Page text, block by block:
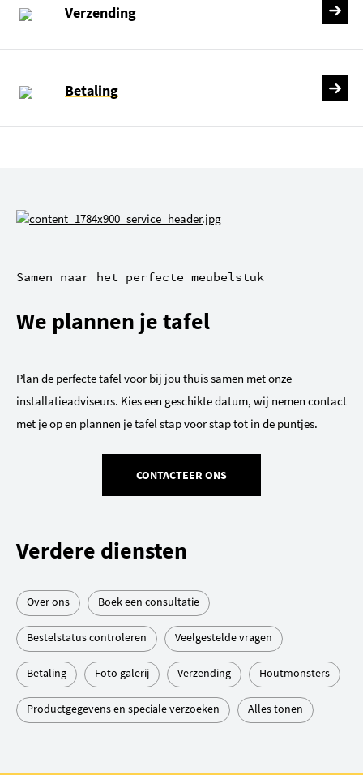
Verzending
Betaling
Samen naar het perfecte meubelstuk
We plannen je tafel
Plan de perfecte tafel voor bij jou thuis samen met onze
installatieadviseurs. Kies een geschikte datum, wij nemen contact
met je op en plannen je tafel stap voor stap tot in de puntjes.
CONTACTEER ONS
Verdere diensten
Over ons Boek een consultatie
Bestelstatus controleren Veelgestelde vragen
Betaling Foto galerij Verzending Houtmonsters
Productgegevens en speciale verzoeken Alles tonen